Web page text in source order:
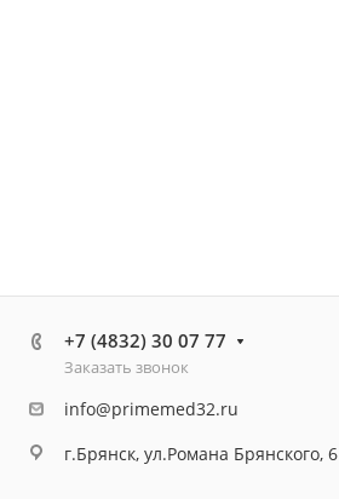
+7 (4832) 30 07 77
Заказать звонок
info@primemed32.ru
г.Брянск, ул.Романа Брянского, 6